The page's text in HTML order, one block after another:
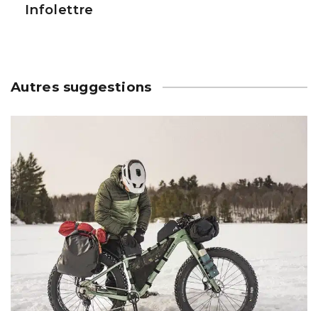
Infolettre
Autres suggestions